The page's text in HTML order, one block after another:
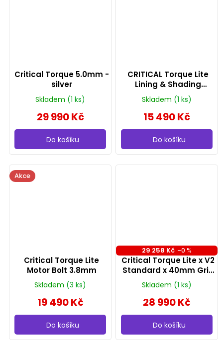
Critical Torque 5.0mm -
silver
Skladem (1 ks)
29 990 Kč
Do košíku
CRITICAL Torque Lite
Lining & Shading
bezdrátový tetovací
strojek 3,8 mm zdvih
Skladem (1 ks)
15 490 Kč
Do košíku
Akce
Critical Torque Lite
Motor Bolt 3.8mm
Skladem (3 ks)
19 490 Kč
Do košíku
29 258 Kč –0 %
Critical Torque Lite x V2
Standard x 40mm Grip
Bundle
Skladem (1 ks)
28 990 Kč
Do košíku